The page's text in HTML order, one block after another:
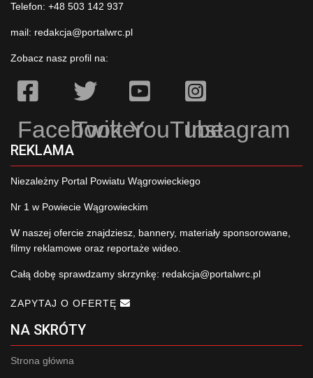
Telefon: +48 503 142 937
mail: redakcja@portalwrc.pl
Zobacz nasz profil na:
Facebook
TwitterYouTubeInstagram
REKLAMA
Niezależny Portal Powiatu Wągrowieckiego
Nr 1 w Powiecie Wągrowieckim
W naszej ofercie znajdziesz, bannery, materiały sponsorowane,
filmy reklamowe oraz reportaże wideo.
Całą dobę sprawdzamy skrzynkę: redakcja@portalwrc.pl
ZAPYTAJ O OFERTĘ
NA SKRÓTY
Strona główna